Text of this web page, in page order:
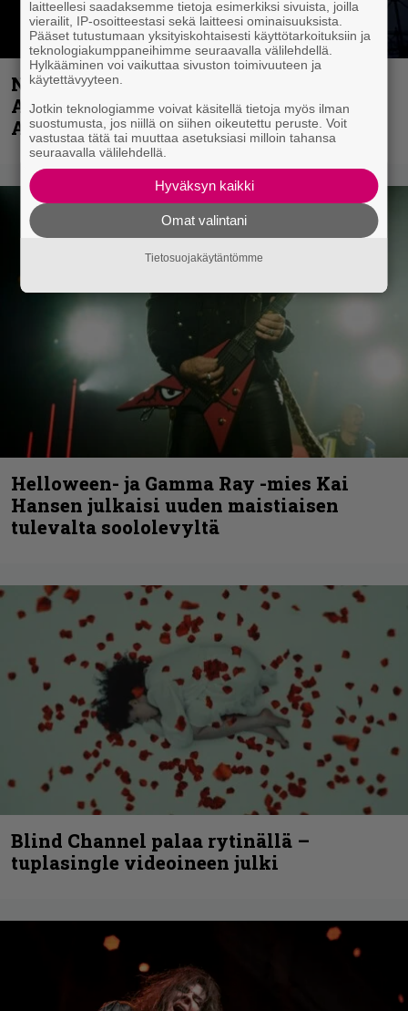
Näin lähtee Ghostin Tobias Forgelta
Accept – menossa mukana myös
Anthrax- ja Korn-miehistöä
Helloween- ja Gamma Ray -mies Kai
Hansen julkaisi uuden maistiaisen
tulevalta soololevyltä
Blind Channel palaa rytinällä –
tuplasingle videoineen julki
laitteellesi saadaksemme tietoja esimerkiksi sivuista, joilla
vierailit, IP-osoitteestasi sekä laitteesi ominaisuuksista.
Pääset tutustumaan yksityiskohtaisesti käyttötarkoituksiin ja
teknologiakumppaneihimme seuraavalla välilehdellä.
Hylkääminen voi vaikuttaa sivuston toimivuuteen ja
käytettävyyteen.
Jotkin teknologiamme voivat käsitellä tietoja myös ilman
suostumusta, jos niillä on siihen oikeutettu peruste. Voit
vastustaa tätä tai muuttaa asetuksiasi milloin tahansa
seuraavalla välilehdellä.
Hyväksyn kaikki
Omat valintani
Tietosuojakäytäntömme